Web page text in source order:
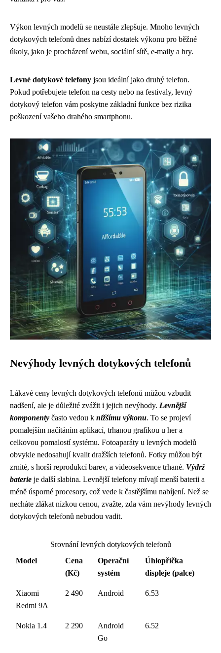
Výkon levných modelů se neustále zlepšuje. Mnoho levných
dotykových telefonů dnes nabízí dostatek výkonu pro běžné
úkoly, jako je procházení webu, sociální sítě, e-maily a hry.
Levné dotykové telefony jsou ideální jako druhý telefon.
Pokud potřebujete telefon na cesty nebo na festivaly, levný
dotykový telefon vám poskytne základní funkce bez rizika
poškození vašeho drahého smartphonu.
Nevýhody levných dotykových telefonů
Lákavé ceny levných dotykových telefonů můžou vzbudit
nadšení, ale je důležité zvážit i jejich nevýhody. Levnější
komponenty často vedou k nižšímu výkonu. To se projeví
pomalejším načítáním aplikací, trhanou grafikou u her a
celkovou pomalostí systému. Fotoaparáty u levných modelů
obvykle nedosahují kvalit dražších telefonů. Fotky můžou být
zrnité, s horší reprodukcí barev, a videosekvence trhané. Výdrž
baterie je další slabina. Levnější telefony mívají menší baterii a
méně úsporné procesory, což vede k častějšímu nabíjení. Než se
necháte zlákat nízkou cenou, zvažte, zda vám nevýhody levných
dotykových telefonů nebudou vadit.
Srovnání levných dotykových telefonů
Model
Cena
(Kč)
Operační
systém
Úhlopříčka
displeje (palce)
Xiaomi
Redmi 9A
2 490 Android 6.53
Nokia 1.4 2 290
Android
Go
6.52